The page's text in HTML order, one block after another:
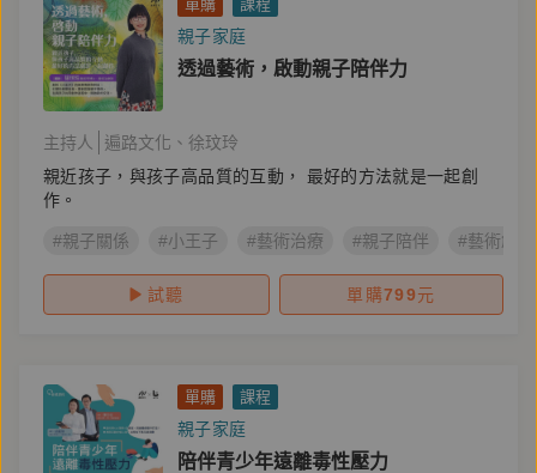
單購 課程
親子家庭
透過藝術，啟動親子陪伴力
主持人 遍路文化
徐玟玲
親近孩子，與孩子高品質的互動， 最好的方法就是一起創
作。
#親子關係 #小王子 #藝術治療 #親子陪伴 #藝術創作
試聽 單購799元
單購 課程
親子家庭
陪伴青少年遠離毒性壓力